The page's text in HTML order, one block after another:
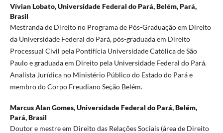
Vívian Lobato,Universidade Federal do Pará, Belém, Pará,
Brasil
Mestranda de Direito no Programa de Pós-Graduação em Direito
da Universidade Federal do Pará, pós-graduada em Direito
Processual Civil pela Pontifícia Universidade Católica de São
Paulo e graduada em Direito pela Universidade Federal do Pará.
Analista Jurídica no Ministério Público do Estado do Pará e
membro do Corpo Freudiano Seção Belém.
Marcus Alan Gomes,Universidade Federal do Pará, Belém,
Pará, Brasil
Doutor e mestre em Direito das Relações Sociais (área de Direito